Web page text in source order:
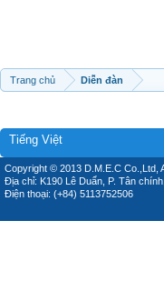
Trang chủ Diễn đàn
Tiếng Việt
Copyright © 2013 D.M.E.C Co.,Ltd,
Địa chỉ: K190 Lê Duẩn, P. Tân
Điện thoại: (+84) 5113752506